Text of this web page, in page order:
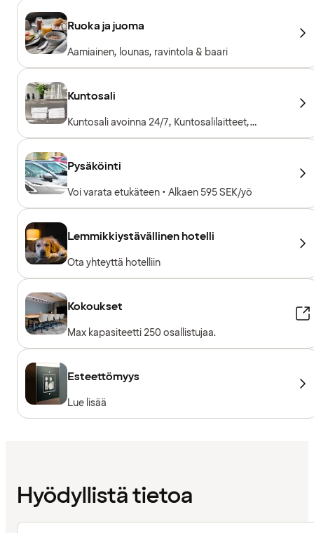
Ruoka ja juoma
Aamiainen, lounas, ravintola & baari
Kuntosali
Kuntosali avoinna 24/7, Kuntosalilaitteet,
Kardiolaitteet, Vapaapainot, Sisäänpääsy
Pysäköinti
Voi varata etukäteen • Alkaen 595 SEK/yö
Lemmikkiystävällinen hotelli
Ota yhteyttä hotelliin
Kokoukset
Max kapasiteetti 250 osallistujaa.
Esteettömyys
Lue lisää
Hyödyllistä tietoa